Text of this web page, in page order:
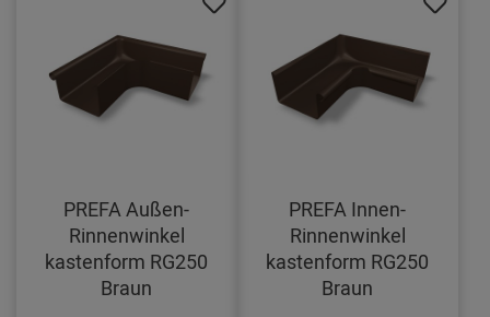
PREFA Außen-
Rinnenwinkel
kastenform RG250
Braun
PREFA Innen-
Rinnenwinkel
kastenform RG250
Braun